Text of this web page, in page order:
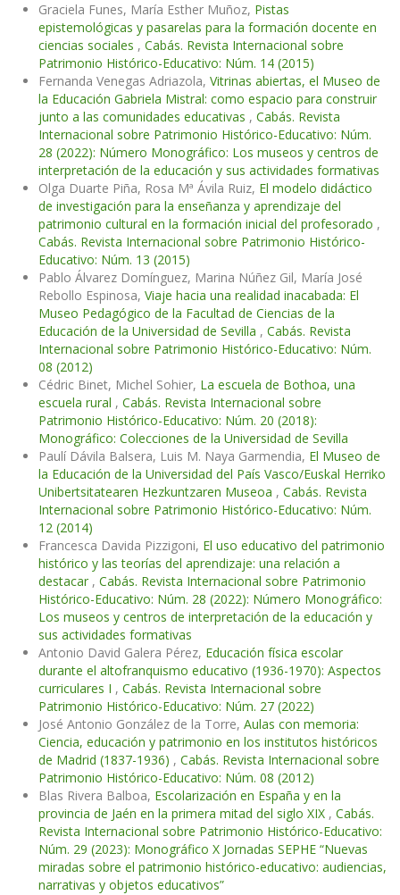
Graciela Funes, María Esther Muñoz, Pistas
epistemológicas y pasarelas para la formación docente en
ciencias sociales , Cabás. Revista Internacional sobre
Patrimonio Histórico-Educativo: Núm. 14 (2015)
Fernanda Venegas Adriazola, Vitrinas abiertas, el Museo de
la Educación Gabriela Mistral: como espacio para construir
junto a las comunidades educativas , Cabás. Revista
Internacional sobre Patrimonio Histórico-Educativo: Núm.
28 (2022): Número Monográfico: Los museos y centros de
interpretación de la educación y sus actividades formativas
Olga Duarte Piña, Rosa Mª Ávila Ruiz, El modelo didáctico
de investigación para la enseñanza y aprendizaje del
patrimonio cultural en la formación inicial del profesorado ,
Cabás. Revista Internacional sobre Patrimonio Histórico-
Educativo: Núm. 13 (2015)
Pablo Álvarez Domínguez, Marina Núñez Gil, María José
Rebollo Espinosa, Viaje hacia una realidad inacabada: El
Museo Pedagógico de la Facultad de Ciencias de la
Educación de la Universidad de Sevilla , Cabás. Revista
Internacional sobre Patrimonio Histórico-Educativo: Núm.
08 (2012)
Cédric Binet, Michel Sohier, La escuela de Bothoa, una
escuela rural , Cabás. Revista Internacional sobre
Patrimonio Histórico-Educativo: Núm. 20 (2018):
Monográfico: Colecciones de la Universidad de Sevilla
Paulí Dávila Balsera, Luis M. Naya Garmendia, El Museo de
la Educación de la Universidad del País Vasco/Euskal Herriko
Unibertsitatearen Hezkuntzaren Museoa , Cabás. Revista
Internacional sobre Patrimonio Histórico-Educativo: Núm.
12 (2014)
Francesca Davida Pizzigoni, El uso educativo del patrimonio
histórico y las teorías del aprendizaje: una relación a
destacar , Cabás. Revista Internacional sobre Patrimonio
Histórico-Educativo: Núm. 28 (2022): Número Monográfico:
Los museos y centros de interpretación de la educación y
sus actividades formativas
Antonio David Galera Pérez, Educación física escolar
durante el altofranquismo educativo (1936-1970): Aspectos
curriculares I , Cabás. Revista Internacional sobre
Patrimonio Histórico-Educativo: Núm. 27 (2022)
José Antonio González de la Torre, Aulas con memoria:
Ciencia, educación y patrimonio en los institutos históricos
de Madrid (1837-1936) , Cabás. Revista Internacional sobre
Patrimonio Histórico-Educativo: Núm. 08 (2012)
Blas Rivera Balboa, Escolarización en España y en la
provincia de Jaén en la primera mitad del siglo XIX , Cabás.
Revista Internacional sobre Patrimonio Histórico-Educativo:
Núm. 29 (2023): Monográfico X Jornadas SEPHE “Nuevas
miradas sobre el patrimonio histórico-educativo: audiencias,
narrativas y objetos educativos”